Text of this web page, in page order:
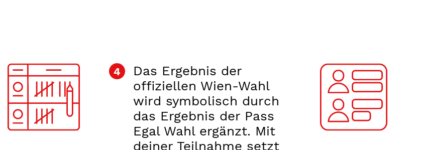
Das Ergebnis der
offiziellen Wien-Wahl
wird symbolisch durch
das Ergebnis der Pass
Egal Wahl ergänzt. Mit
deiner Teilnahme setzt